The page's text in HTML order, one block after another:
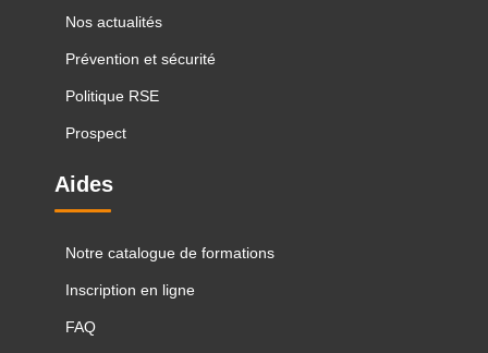
Nos actualités
Prévention et sécurité
Politique RSE
Prospect
Aides
Notre catalogue de formations
Inscription en ligne
FAQ